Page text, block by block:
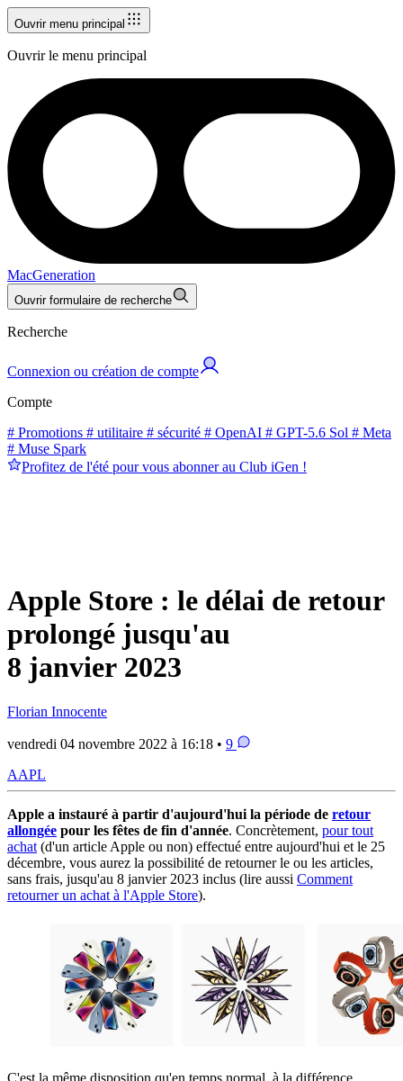
Ouvrir menu principal
Ouvrir le menu principal
MacGeneration
Ouvrir formulaire de recherche
Recherche
Connexion ou création de compte
Compte
# Promotions # utilitaire # sécurité # OpenAI # GPT-5.6 Sol # Meta
# Muse Spark
Profitez de l'été pour vous abonner au Club iGen !
Apple Store : le délai de retour
prolongé jusqu'au
8 janvier 2023
Florian Innocente
vendredi 04 novembre 2022 à 16:18 • 9
AAPL
Apple a instauré à partir d'aujourd'hui la période de retour
allongée pour les fêtes de fin d'année. Concrètement, pour tout
achat (d'un article Apple ou non) effectué entre aujourd'hui et le 25
décembre, vous aurez la possibilité de retourner le ou les articles,
sans frais, jusqu'au 8 janvier 2023 inclus (lire aussi Comment
retourner un achat à l'Apple Store).
C'est la même disposition qu'en temps normal, à la différence